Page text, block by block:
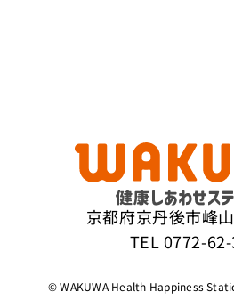
京都府京丹後市峰
TEL 0772-
© WAKUWA Health Happiness